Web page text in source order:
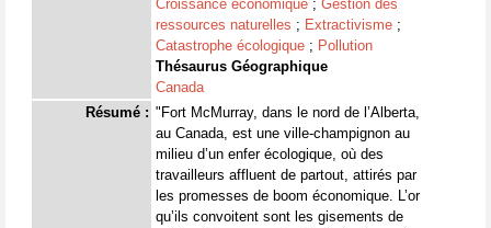
Croissance économique ; Gestion des
ressources naturelles ; Extractivisme ;
Catastrophe écologique ; Pollution
Thésaurus Géographique
Canada
Résumé : "Fort McMurray, dans le nord de l’Alberta,
au Canada, est une ville-champignon au
milieu d’un enfer écologique, où des
travailleurs affluent de partout, attirés par
les promesses de boom économique. L’or
qu’ils convoitent sont les gisements de